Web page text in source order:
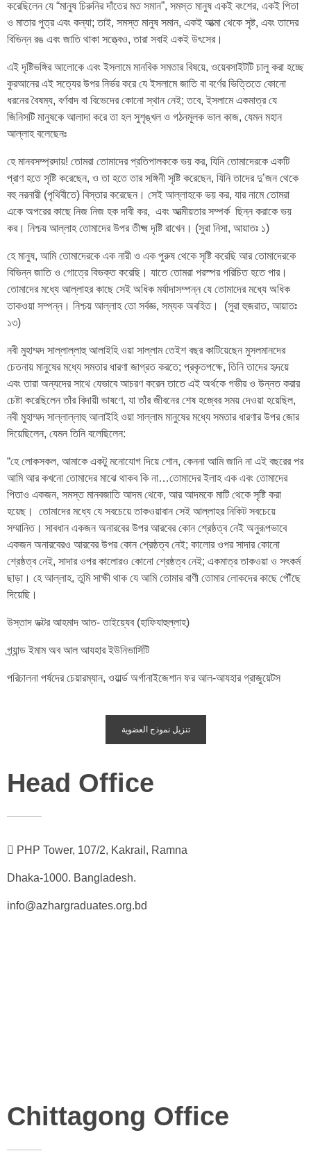
করেছিলেন যে “মানুষ চিরুনির দাঁতের মত সমান”, সমস্ত মানুষ একই বংশের, একই পিতা
ও মাতার পুত্র এবং কন্যা; তাই, সমস্ত মানুষ সমান, একই আত্মা থেকে সৃষ্ট, এবং তাদের
বিভিন্ন রঙ এবং জাতি থাকা সত্ত্বেও, তারা সবাই একই উৎসের।
এই দৃষ্টিভঙ্গির আলোকে এবং ইসলামে মানবিক সমতার বিষয়ে, ওয়েবসাইটটি চালু করা হচ্ছে
কুরআনের এই সত্যের উপর নির্ভর করে যে ইসলামে জাতি বা বর্ণের ভিত্তিতে কোনো
ধরনের বৈষম্য, বর্ণবাদ বা বিভেদের কোনো স্থান নেই; তবে, ইসলামে একমাত্র যে
জিনিসটি মানুষকে আলাদা করে তা হল সুশৃঙ্খল ও গঠনমূলক ভাল কাজ, যেমন মহান
আল্লাহ বলেছেনঃ
হে মানবসম্প্রদায়! তোমরা তোমাদের প্রতিপালককে ভয় কর, যিনি তোমাদেরকে একটি
প্রাণ হতে সৃষ্টি করেছেন, ও তা হতে তার সঙ্গিনী সৃষ্টি করেছেন, যিনি তাদের দু’জন থেকে
বহু নরনারী (পৃথিবীতে) বিস্তার করেছেন। সেই আল্লাহকে ভয় কর, যার নামে তোমরা
একে অপরের কাছে নিজ নিজ হক দাবী কর, এবং আত্মীয়তার সম্পর্ক ছিন্ন করাকে ভয়
কর। নিশ্চয় আল্লাহ তোমাদের উপর তীক্ষ্ম দৃষ্টি রাখেন। (সুরা নিসা, আয়াতঃ ১)
হে মানুষ, আমি তোমাদেরকে এক নারী ও এক পুরুষ থেকে সৃষ্টি করেছি আর তোমাদেরকে
বিভিন্ন জাতি ও গোত্রে বিভক্ত করেছি। যাতে তোমরা পরস্পর পরিচিত হতে পার।
তোমাদের মধ্যে আল্লাহর কাছে সেই অধিক মর্যাদাসম্পন্ন যে তোমাদের মধ্যে অধিক
তাকওয়া সম্পন্ন। নিশ্চয় আল্লাহ তো সর্বজ্ঞ, সম্যক অবহিত। (সুরা হুজরাত, আয়াতঃ
১৩)
নবী মুহাম্মদ সাল্লাল্লাহু আলাইহি ওয়া সাল্লাম তেইশ বছর কাটিয়েছেন মুসলমানদের
চেতনায় মানুষের মধ্যে সমতার ধারণা জাগ্রত করতে; প্রকৃতপক্ষে, তিনি তাদের হৃদয়ে
এবং তারা অন্যদের সাথে যেভাবে আচরণ করেন তাতে এই অর্থকে গভীর ও উন্নত করার
চেষ্টা করেছিলেন তাঁর বিদায়ী ভাষণে, যা তাঁর জীবনের শেষ হজ্বের সময় দেওয়া হয়েছিল,
নবী মুহাম্মদ সাল্লাল্লাহু আলাইহি ওয়া সাল্লাম মানুষের মধ্যে সমতার ধারণার উপর জোর
দিয়েছিলেন, যেমন তিনি বলেছিলেন:
“হে লোকসকল, আমাকে একটু মনোযোগ দিয়ে শোন, কেননা আমি জানি না এই বছরের পর
আমি আর কখনো তোমাদের মাঝে থাকব কি না…তোমাদের ইলাহ এক এবং তোমাদের
পিতাও একজন, সমস্ত মানবজাতি আদম থেকে, আর আদমকে মাটি থেকে সৃষ্টি করা
হয়েছ। তোমাদের মধ্যে যে সবচেয়ে তাকওয়াবান সেই আল্লাহর নিকিট সবচেয়ে
সম্মানিত। সাবধান একজন অনারবের উপর আরবের কোন শ্রেষ্ঠত্ব নেই অনুরূপভাবে
একজন অনারবেরও আরবের উপর কোন শ্রেষ্ঠত্ব নেই; কালোর ওপর সাদার কোনো
শ্রেষ্ঠত্ব নেই, সাদার ওপর কালোরও কোনো শ্রেষ্ঠত্ব নেই; একমাত্র তাকওয়া ও সৎকর্ম
ছাড়া। হে আল্লাহ, তুমি সাক্ষী থাক যে আমি তোমার বাণী তোমার লোকদের কাছে পৌঁছে
দিয়েছি।
উস্তাদ ডক্টর আহমাদ আত- তাইয়্যেব (হাফিযাহুল্লাহ)
গ্র্যান্ড ইমাম অব আল আযহার ইউনিভার্সিটি
পরিচালনা পর্ষদের চেয়ারম্যান, ওয়ার্ল্ড অর্গানাইজেশান ফর আল-আযহার গ্রাজুয়েটস
تنزيل نموذج العضوية
Head Office
PHP Tower, 107/2, Kakrail, Ramna
Dhaka-1000. Bangladesh.
info@azhargraduates.org.bd
Chittagong Office